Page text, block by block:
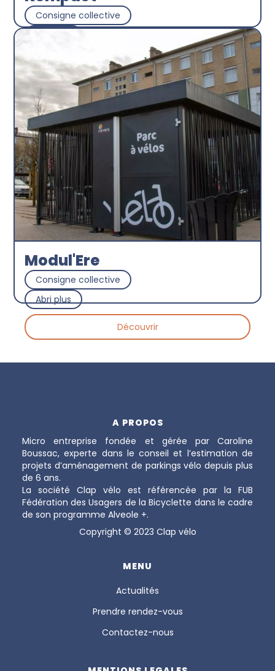
Consigne collective
Découvrir
Modul'Ere
Consigne collective
Abri plus
Découvrir
A PROPOS
Micro entreprise fondée et gérée par Caroline
Boussac, experte dans le conseil et l’estimation de
projets d’aménagement de parkings vélo depuis plus
de 6 ans.
La société Clap vélo est référencée par la FUB
Fédération des Usagers de la Bicyclette dans le cadre
de son programme Alveole +.
Copyright © 2023 Clap vélo
MENU
Actualités
Prendre rendez-vous
Contactez-nous